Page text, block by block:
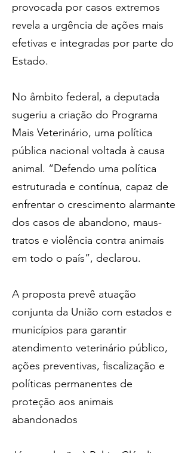
provocada por casos extremos
revela a urgência de ações mais
efetivas e integradas por parte do
Estado.
No âmbito federal, a deputada
sugeriu a criação do Programa
Mais Veterinário, uma política
pública nacional voltada à causa
animal. “Defendo uma política
estruturada e contínua, capaz de
enfrentar o crescimento alarmante
dos casos de abandono, maus-
tratos e violência contra animais
em todo o país”, declarou.
A proposta prevê atuação
conjunta da União com estados e
municípios para garantir
atendimento veterinário público,
ações preventivas, fiscalização e
políticas permanentes de
proteção aos animais
abandonados